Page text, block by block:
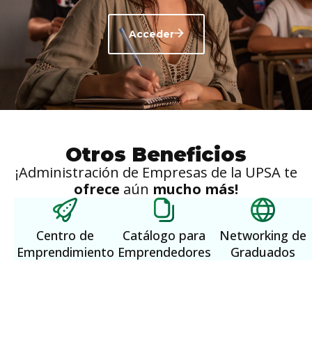
Acceder
Otros Beneficios
¡Administración de Empresas de la UPSA te
ofrece aún mucho más!
Centro de
Emprendimiento
Catálogo para
Emprendedores
Networking de
Graduados